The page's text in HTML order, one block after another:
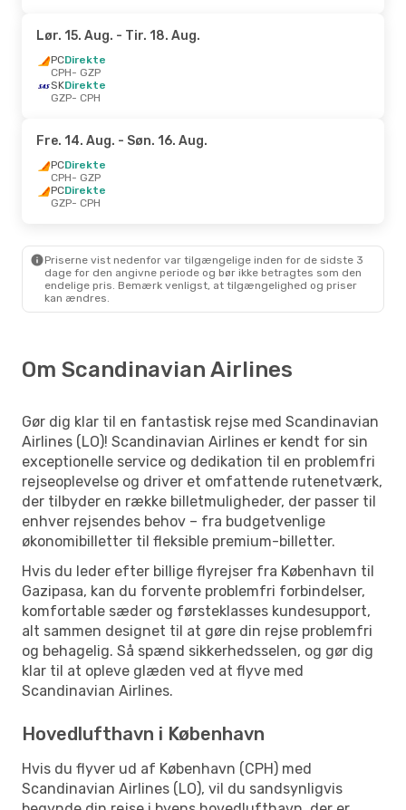
Lør. 15. Aug. - Tir. 18. Aug.
PCDirekte
CPH- GZP
SKDirekte
GZP- CPH
Fre. 14. Aug. - Søn. 16. Aug.
PCDirekte
CPH- GZP
PCDirekte
GZP- CPH
Priserne vist nedenfor var tilgængelige inden for de sidste 3
dage for den angivne periode og bør ikke betragtes som den
endelige pris. Bemærk venligst, at tilgængelighed og priser
kan ændres.
Om Scandinavian Airlines
Gør dig klar til en fantastisk rejse med Scandinavian
Airlines (LO)! Scandinavian Airlines er kendt for sin
exceptionelle service og dedikation til en problemfri
rejseoplevelse og driver et omfattende rutenetværk,
der tilbyder en række billetmuligheder, der passer til
enhver rejsendes behov – fra budgetvenlige
økonomibilletter til fleksible premium-billetter.
Hvis du leder efter billige flyrejser fra København til
Gazipasa, kan du forvente problemfri forbindelser,
komfortable sæder og førsteklasses kundesupport,
alt sammen designet til at gøre din rejse problemfri
og behagelig. Så spænd sikkerhedsselen, og gør dig
klar til at opleve glæden ved at flyve med
Scandinavian Airlines.
Hovedlufthavn i København
Hvis du flyver ud af København (CPH) med
Scandinavian Airlines (LO), vil du sandsynligvis